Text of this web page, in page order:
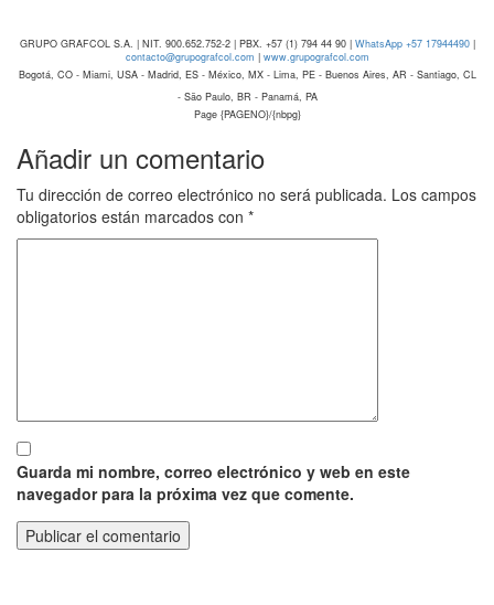
GRUPO GRAFCOL S.A. | NIT. 900.652.752-2 | PBX. +57 (1) 794 44 90 | WhatsApp +57 17944490|
contacto@grupografcol.com | www.grupografcol.com
Bogotá, CO - Miami, USA - Madrid, ES - México, MX - Lima, PE - Buenos Aires, AR - Santiago, CL
- São Paulo, BR - Panamá, PA
Page {PAGENO}/{nbpg}
Añadir un comentario
Tu dirección de correo electrónico no será publicada. Los campos
obligatorios están marcados con *
Guarda mi nombre, correo electrónico y web en este
navegador para la próxima vez que comente.